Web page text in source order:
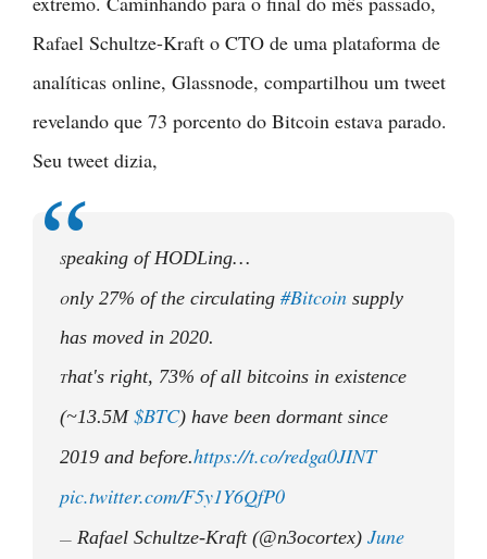
Rafael Schultze-Kraft o CTO de uma plataforma de
analíticas online, Glassnode, compartilhou um tweet
revelando que 73 porcento do Bitcoin estava parado.
Seu tweet dizia,
Speaking of HODLing…
Only 27% of the circulating #Bitcoin supply
has moved in 2020.
That's right, 73% of all bitcoins in existence
(~13.5M $BTC) have been dormant since
2019 and before.https://t.co/redga0JINT
pic.twitter.com/F5y1Y6QfP0
— Rafael Schultze-Kraft (@n3ocortex) June